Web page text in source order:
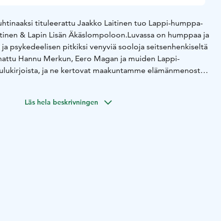
tituleerattu Jaakko Laitinen tuo Lappi-humppa-
& Lapin Lisän Äkäslompoloon.Luvassa on humppaa ja
psykedeelisen pitkiksi venyviä sooloja seitsenhenkiseltä
Hannu Merkun, Eero Magan ja muiden Lappi-
ja ne kertovat maakuntamme elämänmenosta
mutta orkesteri on totisesti aktivoitunut vasta
Läs hela beskrivningen